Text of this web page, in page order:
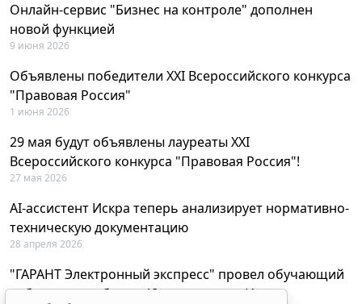
Онлайн-сервис "Бизнес на контроле" дополнен
новой функцией
9 июня 2026
Объявлены победители XXI Всероссийского конкурса
"Правовая Россия"
1 июня 2026
29 мая будут объявлены лауреаты XXI
Всероссийского конкурса "Правовая Россия"!
27 мая 2026
AI-ассистент Искра теперь анализирует нормативно-
техническую документацию
28 апреля 2026
"ГАРАНТ Электронный экспресс" провел обучающий
вебинар по работе с AI-ассистентом Искра